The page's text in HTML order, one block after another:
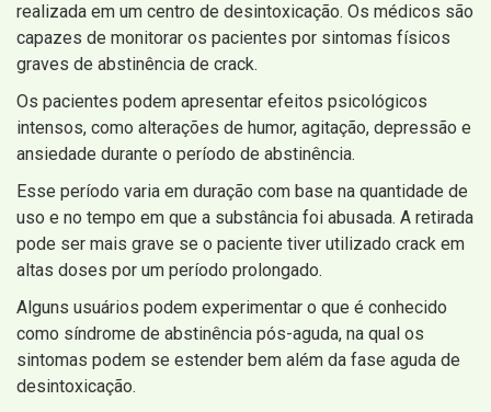
realizada em um centro de desintoxicação. Os médicos são
capazes de monitorar os pacientes por sintomas físicos
graves de abstinência de crack.
Os pacientes podem apresentar efeitos psicológicos
intensos, como alterações de humor, agitação, depressão e
ansiedade durante o período de abstinência.
Esse período varia em duração com base na quantidade de
uso e no tempo em que a substância foi abusada. A retirada
pode ser mais grave se o paciente tiver utilizado crack em
altas doses por um período prolongado.
Alguns usuários podem experimentar o que é conhecido
como síndrome de abstinência pós-aguda, na qual os
sintomas podem se estender bem além da fase aguda de
desintoxicação.